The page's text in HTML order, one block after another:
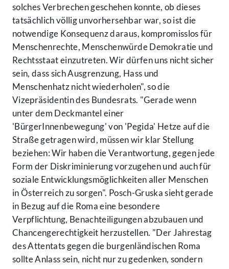
solches Verbrechen geschehen konnte, ob dieses
tatsächlich völlig unvorhersehbar war, so ist die
notwendige Konsequenz daraus, kompromisslos für
Menschenrechte, Menschenwürde Demokratie und
Rechtsstaat einzutreten. Wir dürfen uns nicht sicher
sein, dass sich Ausgrenzung, Hass und
Menschenhatz nicht wiederholen", so die
Vizepräsidentin des Bundesrats. "Gerade wenn
unter dem Deckmantel einer
'BürgerInnenbewegung' von 'Pegida' Hetze auf die
Straße getragen wird, müssen wir klar Stellung
beziehen: Wir haben die Verantwortung, gegen jede
Form der Diskriminierung vorzugehen und auch für
soziale Entwicklungsmöglichkeiten aller Menschen
in Österreich zu sorgen". Posch-Gruska sieht gerade
in Bezug auf die Roma eine besondere
Verpflichtung, Benachteiligungen abzubauen und
Chancengerechtigkeit herzustellen. "Der Jahrestag
des Attentats gegen die burgenländischen Roma
sollte Anlass sein, nicht nur zu gedenken, sondern